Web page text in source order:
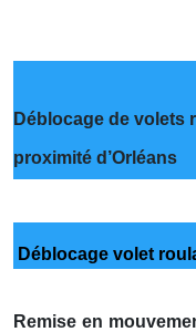
Déblocage de volets
proximité d’Orléans
Déblocage volet
Remise en